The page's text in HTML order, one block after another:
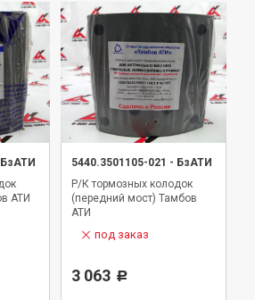
БзАТИ
АТИ
5440.3501105-021 - БзАТИ
Р/К тормозных колодок
(передний мост) Тамбов
АТИ
под заказ
3 063 Р